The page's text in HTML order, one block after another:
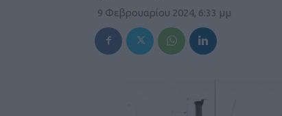
9 Φεβρουαρίου 2024, 6:33 μμ